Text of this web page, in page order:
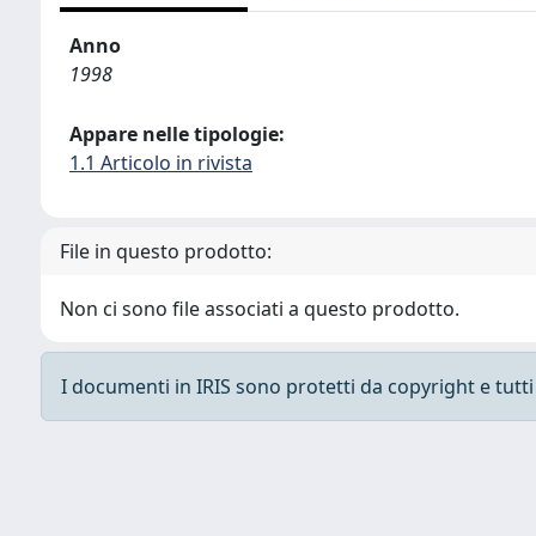
Anno
1998
Appare nelle tipologie:
1.1 Articolo in rivista
File in questo prodotto:
Non ci sono file associati a questo prodotto.
I documenti in IRIS sono protetti da copyright e